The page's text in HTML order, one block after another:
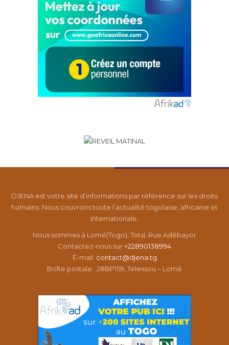
DJENA est votre site d’informations par référence sur les droits
humains. Nous couvrons toute l’actualité togolaise, africaine et
internationale.
Nous sommes à Lomé(Togo), Totsi, Rue Adébayor
Contactez-nous sur+22890138994
É-mail: contact@djena.tg
Boîte postale : 28BP159, Telessou – Lomé